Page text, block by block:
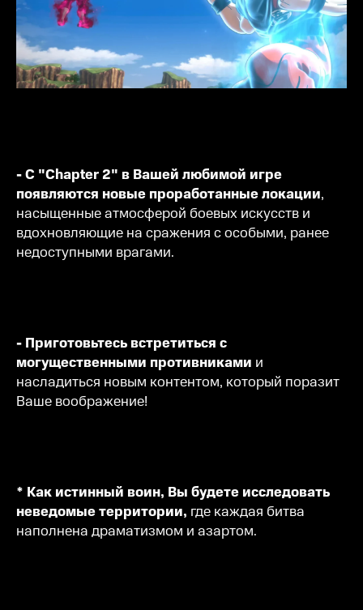
- С "Chapter 2" в Вашей любимой игре
появляются новые проработанные локации,
насыщенные атмосферой боевых искусств и
вдохновляющие на сражения с особыми, ранее
недоступными врагами.
- Приготовьтесь встретиться с
могущественными противниками и
насладиться новым контентом, который поразит
Ваше воображение!
* Как истинный воин, Вы будете исследовать
неведомые территории, где каждая битва
наполнена драматизмом и азартом.